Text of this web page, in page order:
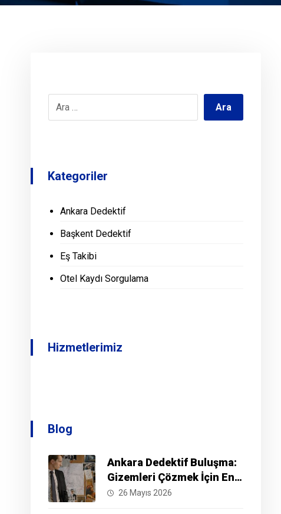
Kategoriler
Ankara Dedektif
Başkent Dedektif
Eş Takibi
Otel Kaydı Sorgulama
Hizmetlerimiz
Blog
Ankara Dedektif Buluşma:
Gizemleri Çözmek İçin En
İyi Yöntemler Nelerdir?
26 Mayıs 2026